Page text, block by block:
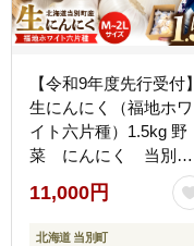
【令和9年度先行受付】
生にんにく（福地ホワ
イト六片種）1.5kg 野
菜 にんにく 当別
町 北海道_tb22-004
11,000円
北海道 当別町